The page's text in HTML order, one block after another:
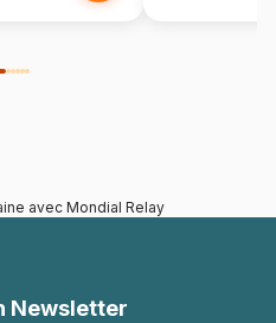
avec Mondial Relay
Newsletter